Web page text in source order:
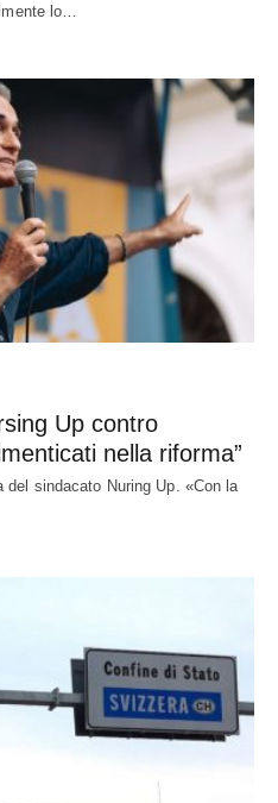
lo…
Up contro
nella riforma”
sindacato Nuring Up. «Con la